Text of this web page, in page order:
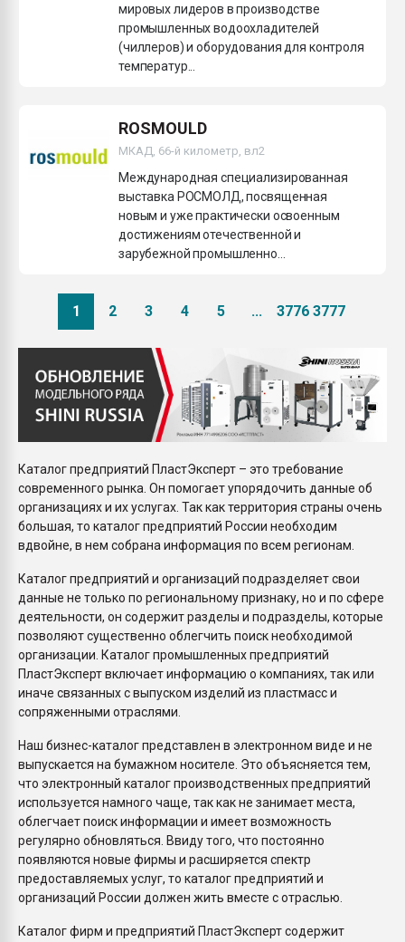
мировых лидеров в производстве
промышленных водоохладителей
(чиллеров) и оборудования для контроля
температур...
ROSMOULD
МКАД, 66-й километр, вл2
Международная специализированная
выставка РОСМОЛД, посвященная
новым и уже практически освоенным
достижениям отечественной и
зарубежной промышленно...
1 2 3 4 5 ... 3776 3777
Каталог предприятий ПластЭксперт – это требование
современного рынка. Он помогает упорядочить данные об
организациях и их услугах. Так как территория страны очень
большая, то каталог предприятий России необходим
вдвойне, в нем собрана информация по всем регионам.
Каталог предприятий и организаций подразделяет свои
данные не только по региональному признаку, но и по сфере
деятельности, он содержит разделы и подразделы, которые
позволяют существенно облегчить поиск необходимой
организации. Каталог промышленных предприятий
ПластЭксперт включает информацию о компаниях, так или
иначе связанных с выпуском изделий из пластмасс и
сопряженными отраслями.
Наш бизнес-каталог представлен в электронном виде и не
выпускается на бумажном носителе. Это объясняется тем,
что электронный каталог производственных предприятий
используется намного чаще, так как не занимает места,
облегчает поиск информации и имеет возможность
регулярно обновляться. Ввиду того, что постоянно
появляются новые фирмы и расширяется спектр
предоставляемых услуг, то каталог предприятий и
организаций России должен жить вместе с отраслью.
Каталог фирм и предприятий ПластЭксперт содержит